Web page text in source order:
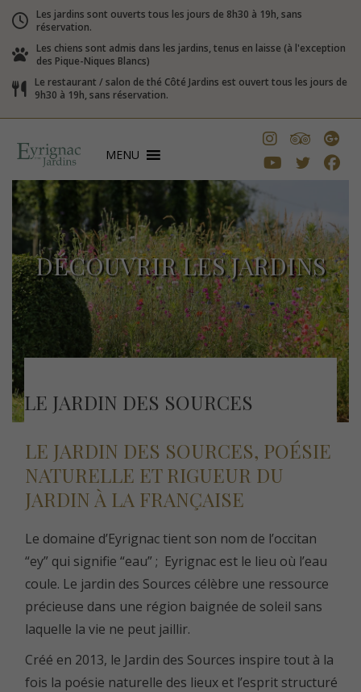
Les jardins sont ouverts tous les jours de 8h30 à 19h, sans
réservation.
Les chiens sont admis dans les jardins, tenus en laisse (à l'exception
des Pique-Niques Blancs)
Le restaurant / salon de thé Côté Jardins est ouvert tous les jours de
9h30 à 19h, sans réservation.
MENU
DÉCOUVRIR LES JARDINS
LE JARDIN DES SOURCES
LE JARDIN DES SOURCES, POÉSIE
NATURELLE ET RIGUEUR DU
JARDIN À LA FRANÇAISE
Le domaine d’Eyrignac tient son nom de l’occitan
“ey” qui signifie “eau” ; Eyrignac est le lieu où l’eau
coule. Le jardin des Sources célèbre une ressource
précieuse dans une région baignée de soleil sans
laquelle la vie ne peut jaillir.
Créé en 2013, le Jardin des Sources inspire tout à la
fois la poésie naturelle des lieux et l’esprit structuré